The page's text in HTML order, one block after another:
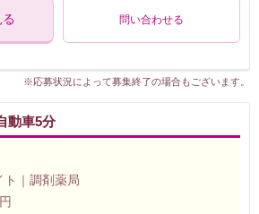
問い合わせる
※応募状況によって募集終了の場合もございます。
動車5分
ト｜調剤薬局